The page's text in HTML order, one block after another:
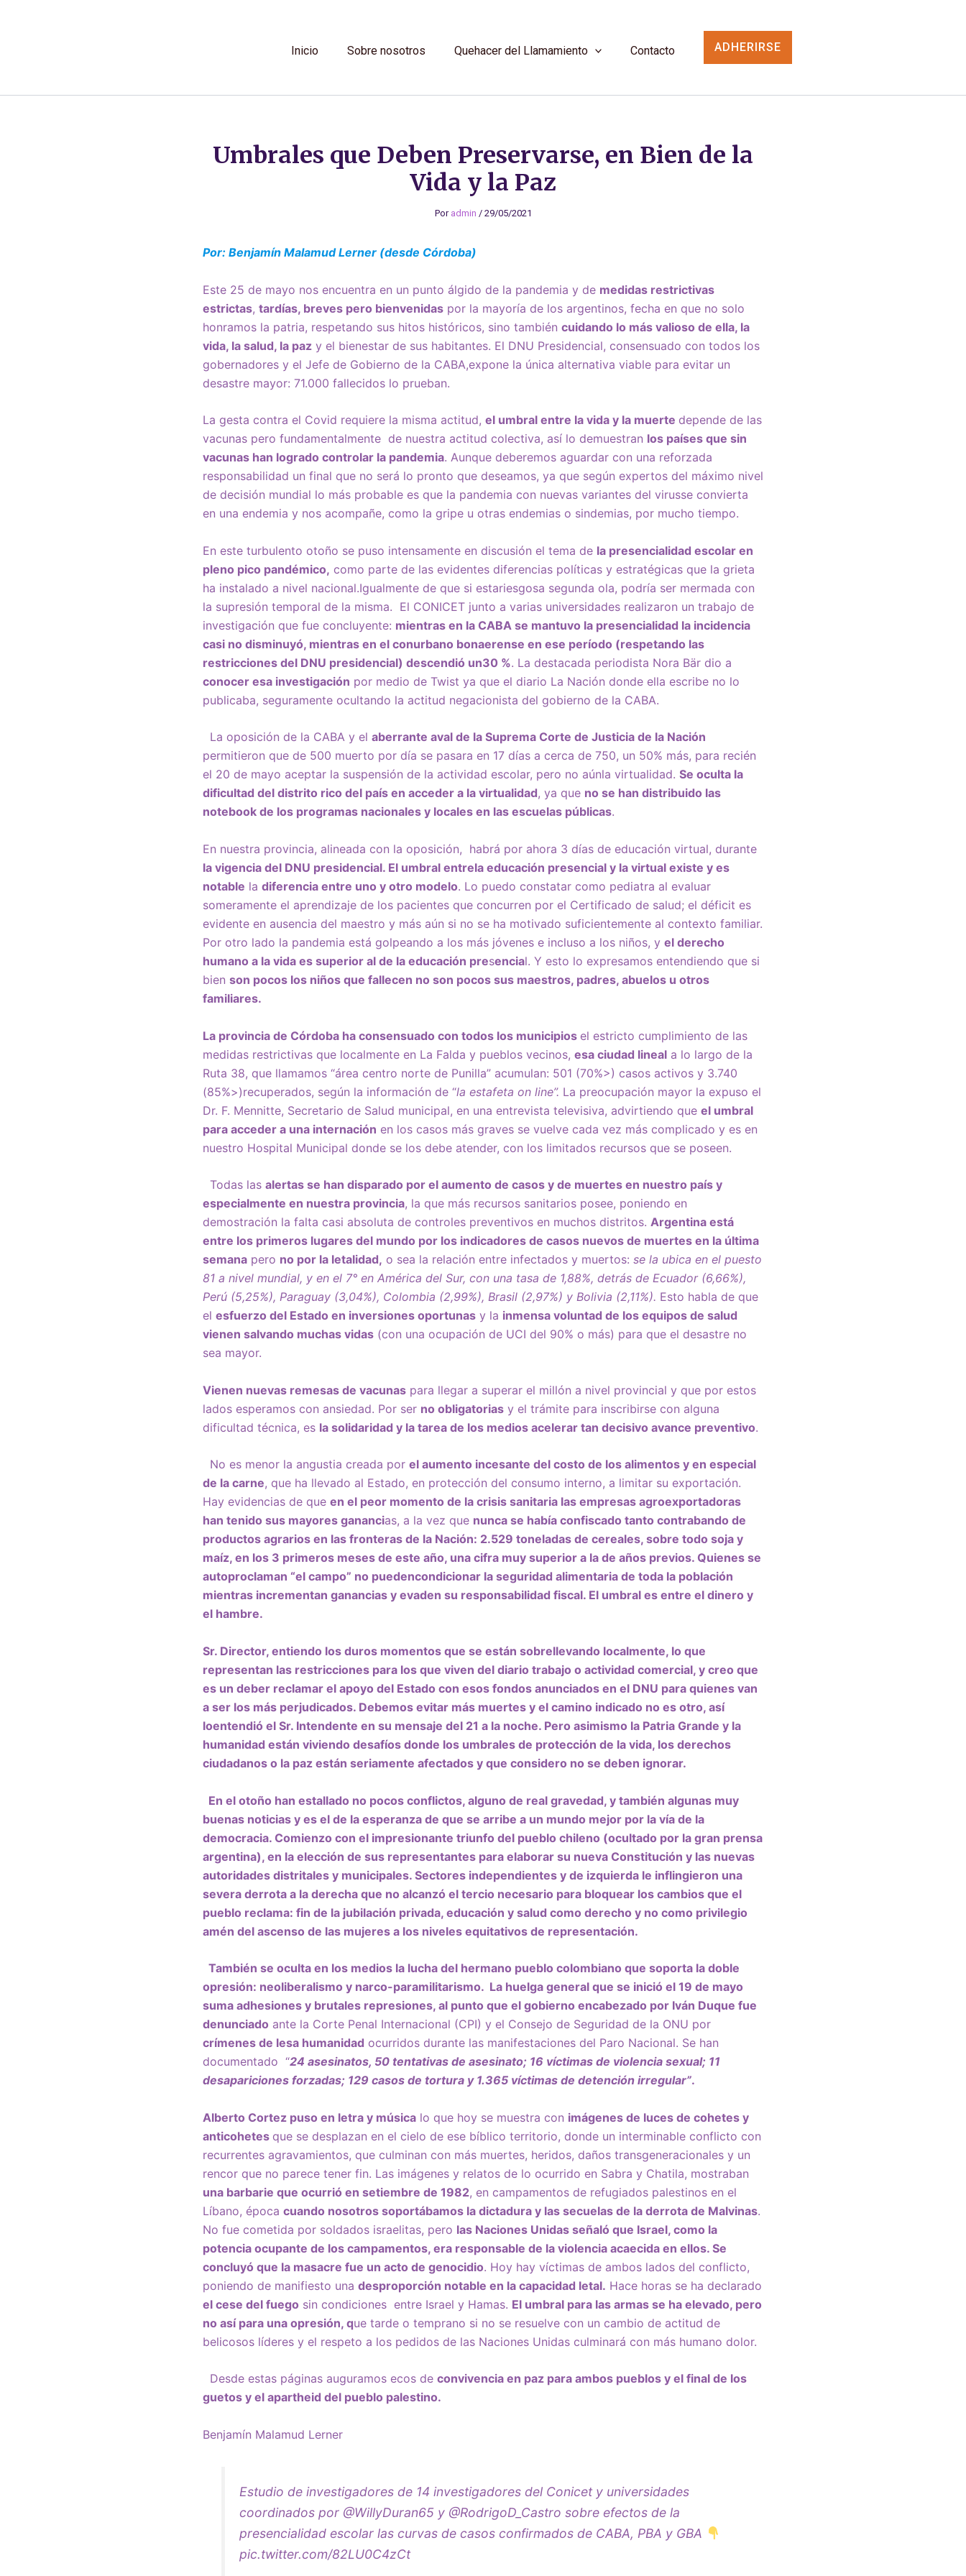
Inicio Sobre nosotros Quehacer del Llamamiento Contacto ADHERIRSE
Umbrales que Deben Preservarse, en Bien de la
Vida y la Paz
Por admin / 29/05/2021
Por: Benjamín Malamud Lerner (desde Córdoba)
Este 25 de mayo nos encuentra en un punto álgido de la pandemia y de medidas restrictivas
estrictas, tardías, breves pero bienvenidas por la mayoría de los argentinos, fecha en que no solo
honramos la patria, respetando sus hitos históricos, sino también cuidando lo más valioso de ella, la
vida, la salud, la paz y el bienestar de sus habitantes. El DNU Presidencial, consensuado con todos los
gobernadores y el Jefe de Gobierno de la CABA,expone la única alternativa viable para evitar un
desastre mayor: 71.000 fallecidos lo prueban.
La gesta contra el Covid requiere la misma actitud, el umbral entre la vida y la muerte depende de las
vacunas pero fundamentalmente de nuestra actitud colectiva, así lo demuestran los países que sin
vacunas han logrado controlar la pandemia. Aunque deberemos aguardar con una reforzada
responsabilidad un final que no será lo pronto que deseamos, ya que según expertos del máximo nivel
de decisión mundial lo más probable es que la pandemia con nuevas variantes del virusse convierta
en una endemia y nos acompañe, como la gripe u otras endemias o sindemias, por mucho tiempo.
En este turbulento otoño se puso intensamente en discusión el tema de la presencialidad escolar en
pleno pico pandémico, como parte de las evidentes diferencias políticas y estratégicas que la grieta
ha instalado a nivel nacional.Igualmente de que si estariesgosa segunda ola, podría ser mermada con
la supresión temporal de la misma. El CONICET junto a varias universidades realizaron un trabajo de
investigación que fue concluyente: mientras en la CABA se mantuvo la presencialidad la incidencia
casi no disminuyó, mientras en el conurbano bonaerense en ese período (respetando las
restricciones del DNU presidencial) descendió un30 %. La destacada periodista Nora Bär dio a
conocer esa investigación por medio de Twist ya que el diario La Nación donde ella escribe no lo
publicaba, seguramente ocultando la actitud negacionista del gobierno de la CABA.
La oposición de la CABA y el aberrante aval de la Suprema Corte de Justicia de la Nación
permitieron que de 500 muerto por día se pasara en 17 días a cerca de 750, un 50% más, para recién
el 20 de mayo aceptar la suspensión de la actividad escolar, pero no aúnla virtualidad. Se oculta la
dificultad del distrito rico del país en acceder a la virtualidad, ya que no se han distribuido las
notebook de los programas nacionales y locales en las escuelas públicas.
En nuestra provincia, alineada con la oposición, habrá por ahora 3 días de educación virtual, durante
la vigencia del DNU presidencial. El umbral entrela educación presencial y la virtual existe y es
notable la diferencia entre uno y otro modelo. Lo puedo constatar como pediatra al evaluar
someramente el aprendizaje de los pacientes que concurren por el Certificado de salud; el déficit es
evidente en ausencia del maestro y más aún si no se ha motivado suficientemente al contexto familiar.
Por otro lado la pandemia está golpeando a los más jóvenes e incluso a los niños, y el derecho
humano a la vida es superior al de la educación presencial. Y esto lo expresamos entendiendo que si
bien son pocos los niños que fallecen no son pocos sus maestros, padres, abuelos u otros
familiares.
La provincia de Córdoba ha consensuado con todos los municipios el estricto cumplimiento de las
medidas restrictivas que localmente en La Falda y pueblos vecinos, esa ciudad lineal a lo largo de la
Ruta 38, que llamamos “área centro norte de Punilla” acumulan: 501 (70%>) casos activos y 3.740
(85%>)recuperados, según la información de “la estafeta on line”. La preocupación mayor la expuso el
Dr. F. Mennitte, Secretario de Salud municipal, en una entrevista televisiva, advirtiendo que el umbral
para acceder a una internación en los casos más graves se vuelve cada vez más complicado y es en
nuestro Hospital Municipal donde se los debe atender, con los limitados recursos que se poseen.
Todas las alertas se han disparado por el aumento de casos y de muertes en nuestro país y
especialmente en nuestra provincia, la que más recursos sanitarios posee, poniendo en
demostración la falta casi absoluta de controles preventivos en muchos distritos. Argentina está
entre los primeros lugares del mundo por los indicadores de casos nuevos de muertes en la última
semana pero no por la letalidad, o sea la relación entre infectados y muertos: se la ubica en el puesto
81 a nivel mundial, y en el 7° en América del Sur, con una tasa de 1,88%, detrás de Ecuador (6,66%),
Perú (5,25%), Paraguay (3,04%), Colombia (2,99%), Brasil (2,97%) y Bolivia (2,11%). Esto habla de que
el esfuerzo del Estado en inversiones oportunas y la inmensa voluntad de los equipos de salud
vienen salvando muchas vidas (con una ocupación de UCI del 90% o más) para que el desastre no
sea mayor.
Vienen nuevas remesas de vacunas para llegar a superar el millón a nivel provincial y que por estos
lados esperamos con ansiedad. Por ser no obligatorias y el trámite para inscribirse con alguna
dificultad técnica, es la solidaridad y la tarea de los medios acelerar tan decisivo avance preventivo.
No es menor la angustia creada por el aumento incesante del costo de los alimentos y en especial
de la carne, que ha llevado al Estado, en protección del consumo interno, a limitar su exportación.
Hay evidencias de que en el peor momento de la crisis sanitaria las empresas agroexportadoras
han tenido sus mayores ganancias, a la vez que nunca se había confiscado tanto contrabando de
productos agrarios en las fronteras de la Nación: 2.529 toneladas de cereales, sobre todo soja y
maíz, en los 3 primeros meses de este año, una cifra muy superior a la de años previos. Quienes se
autoproclaman “el campo” no puedencondicionar la seguridad alimentaria de toda la población
mientras incrementan ganancias y evaden su responsabilidad fiscal. El umbral es entre el dinero y
el hambre.
Sr. Director, entiendo los duros momentos que se están sobrellevando localmente, lo que
representan las restricciones para los que viven del diario trabajo o actividad comercial, y creo que
es un deber reclamar el apoyo del Estado con esos fondos anunciados en el DNU para quienes van
a ser los más perjudicados. Debemos evitar más muertes y el camino indicado no es otro, así
loentendió el Sr. Intendente en su mensaje del 21 a la noche. Pero asimismo la Patria Grande y la
humanidad están viviendo desafíos donde los umbrales de protección de la vida, los derechos
ciudadanos o la paz están seriamente afectados y que considero no se deben ignorar.
En el otoño han estallado no pocos conflictos, alguno de real gravedad, y también algunas muy
buenas noticias y es el de la esperanza de que se arribe a un mundo mejor por la vía de la
democracia. Comienzo con el impresionante triunfo del pueblo chileno (ocultado por la gran prensa
argentina), en la elección de sus representantes para elaborar su nueva Constitución y las nuevas
autoridades distritales y municipales. Sectores independientes y de izquierda le inflingieron una
severa derrota a la derecha que no alcanzó el tercio necesario para bloquear los cambios que el
pueblo reclama: fin de la jubilación privada, educación y salud como derecho y no como privilegio
amén del ascenso de las mujeres a los niveles equitativos de representación.
También se oculta en los medios la lucha del hermano pueblo colombiano que soporta la doble
opresión: neoliberalismo y narco-paramilitarismo. La huelga general que se inició el 19 de mayo
suma adhesiones y brutales represiones, al punto que el gobierno encabezado por Iván Duque fue
denunciado ante la Corte Penal Internacional (CPI) y el Consejo de Seguridad de la ONU por
crímenes de lesa humanidad ocurridos durante las manifestaciones del Paro Nacional. Se han
documentado “24 asesinatos, 50 tentativas de asesinato; 16 víctimas de violencia sexual; 11
desapariciones forzadas; 129 casos de tortura y 1.365 víctimas de detención irregular”.
Alberto Cortez puso en letra y música lo que hoy se muestra con imágenes de luces de cohetes y
anticohetes que se desplazan en el cielo de ese bíblico territorio, donde un interminable conflicto con
recurrentes agravamientos, que culminan con más muertes, heridos, daños transgeneracionales y un
rencor que no parece tener fin. Las imágenes y relatos de lo ocurrido en Sabra y Chatila, mostraban
una barbarie que ocurrió en setiembre de 1982, en campamentos de refugiados palestinos en el
Líbano, época cuando nosotros soportábamos la dictadura y las secuelas de la derrota de Malvinas.
No fue cometida por soldados israelitas, pero las Naciones Unidas señaló que Israel, como la
potencia ocupante de los campamentos, era responsable de la violencia acaecida en ellos. Se
concluyó que la masacre fue un acto de genocidio. Hoy hay víctimas de ambos lados del conflicto,
poniendo de manifiesto una desproporción notable en la capacidad letal. Hace horas se ha declarado
el cese del fuego sin condiciones entre Israel y Hamas. El umbral para las armas se ha elevado, pero
no así para una opresión, que tarde o temprano si no se resuelve con un cambio de actitud de
belicosos líderes y el respeto a los pedidos de las Naciones Unidas culminará con más humano dolor.
Desde estas páginas auguramos ecos de convivencia en paz para ambos pueblos y el final de los
guetos y el apartheid del pueblo palestino.
Benjamín Malamud Lerner
Estudio de investigadores de 14 investigadores del Conicet y universidades
coordinados por @WillyDuran65 y @RodrigoD_Castro sobre efectos de la
presencialidad escolar las curvas de casos confirmados de CABA, PBA y GBA
pic.twitter.com/82LU0C4zCt